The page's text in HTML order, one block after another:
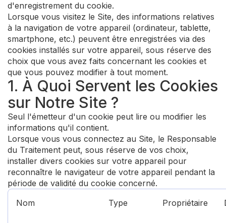
d'enregistrement du cookie.
Lorsque vous visitez le Site, des informations relatives
à la navigation de votre appareil (ordinateur, tablette,
smartphone, etc.) peuvent être enregistrées via des
cookies installés sur votre appareil, sous réserve des
choix que vous avez faits concernant les cookies et
que vous pouvez modifier à tout moment.
1. À Quoi Servent les Cookies
sur Notre Site ?
Seul l'émetteur d'un cookie peut lire ou modifier les
informations qu'il contient.
Lorsque vous vous connectez au Site, le Responsable
du Traitement peut, sous réserve de vos choix,
installer divers cookies sur votre appareil pour
reconnaître le navigateur de votre appareil pendant la
période de validité du cookie concerné.
Nom
Type Propriétaire